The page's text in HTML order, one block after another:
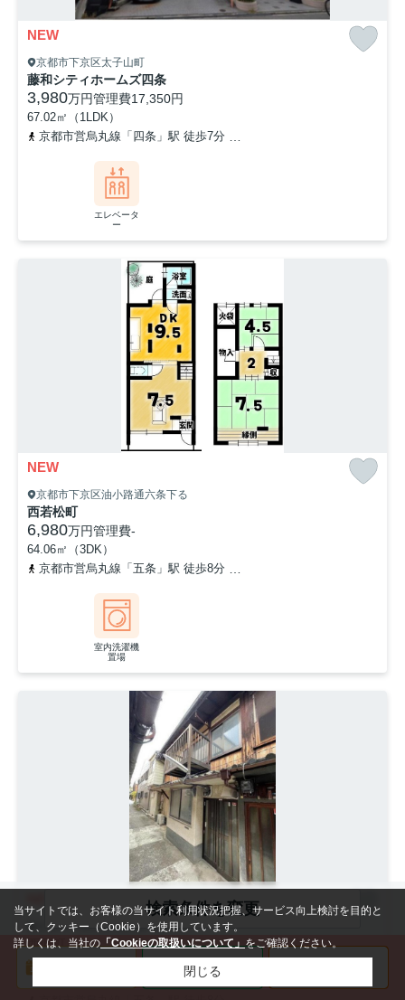
NEW
京都市下京区太子山町
藤和シティホームズ四条
3,980万円管理費17,350円
67.02㎡（1LDK）
京都市営烏丸線「四条」駅 徒歩7分
エレベータ
ー
NEW
京都市下京区油小路通六条下る
西若松町
6,980万円管理費-
64.06㎡（3DK）
京都市営烏丸線「五条」駅 徒歩8分
室内洗濯機
置場
京都市下京区西洞院通六条下る
西側町
2,580
検索条件を変更
当サイトでは、お客様の当サイト利用状況把握、サービス向上検討を目的と
して、クッキー（Cookie）を使用しています。
詳しくは、当社の 「Cookieの取扱いについて」をご確認ください。
閉じる